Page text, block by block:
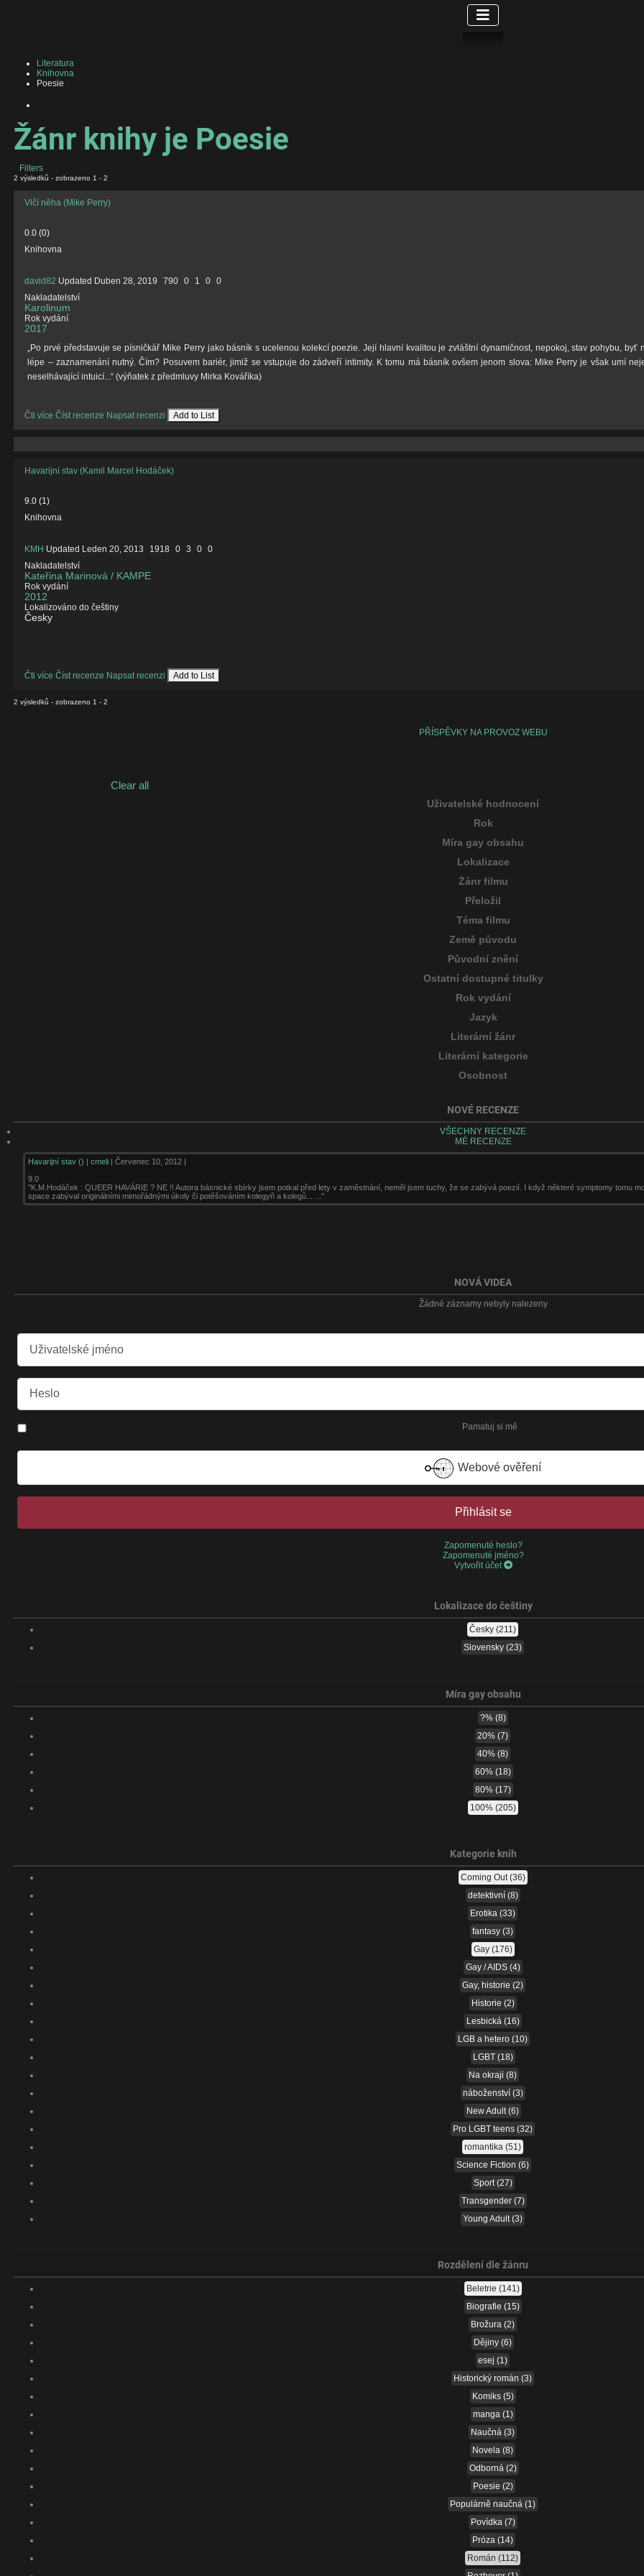
Uživatelské jméno
Heslo
Pamatuj si mě
Webové ověření
Přihlásit se
Zapomenuté heslo?
Zapomenuté jméno?
Vytvořit účet
Lokalizace do češtiny
Česky (211)
Slovensky (23)
Míra gay obsahu
?% (8)
20% (7)
40% (8)
60% (18)
80% (17)
100% (205)
Kategorie knih
Coming Out (36)
detektivní (8)
Erotika (33)
fantasy (3)
Gay (176)
Gay / AIDS (4)
Gay, historie (2)
Historie (2)
Lesbická (16)
LGB a hetero (10)
LGBT (18)
Na okraji (8)
náboženství (3)
New Adult (6)
Pro LGBT teens (32)
romantika (51)
Science Fiction (6)
Sport (27)
Transgender (7)
Young Adult (3)
Rozdělení dle žánru
Beletrie (141)
Biografie (15)
Brožura (2)
Dějiny (6)
esej (1)
Historický román (3)
Komiks (5)
manga (1)
Naučná (3)
Novela (8)
Odborná (2)
Poesie (2)
Populárně naučná (1)
Povídka (7)
Próza (14)
Román (112)
Literatura
Knihovna
Poesie
Žánr knihy je Poesie
Filters
2 výsledků - zobrazeno 1 - 2
Vlčí něha (Mike Perry)
0.0(0)
Knihovna
david82 Updated Duben 28, 2019 790 0 1 0 0
Nakladatelství
Karolinum
Rok vydání
2017
„Po prvé představuje se písničkář Mike Perry jako básník s ucelenou kolekcí poezie. Její hlavní kvalitou je zvláštní dynamičnost, nepokoj, stav pohybu,
lépe – zaznamenání nutný. Čím? Posuvem bariér, jimiž se vstupuje do zádveří intimity. K tomu má básník ovšem jenom slova: Mike Perry je však umí
neselhávající intuicí...“ (výňatek z předmluvy Mirka Kováříka)
Čti více Číst recenze Napsat recenzi Add to List
Havarijní stav (Kamil Marcel Hodáček)
9.0(1)
Knihovna
KMH Updated Leden 20, 2013 1918 0 3 0 0
Nakladatelství
Kateřina Marinová / KAMPE
Rok vydání
2012
Lokalizováno do češtiny
Česky
Čti více Číst recenze Napsat recenzi Add to List
2 výsledků - zobrazeno 1 - 2
PŘÍSPĚVKY NA PROVOZ WEBU
Clear all
Uživatelské hodnocení
Rok
Míra gay obsahu
Lokalizace
Žánr filmu
Přeložil
Téma filmu
Země původu
Původní znění
Ostatní dostupné titulky
Rok vydání
Jazyk
Literární žánr
Literární kategorie
Osobnost
NOVÉ RECENZE
VŠECHNY RECENZE
MÉ RECENZE
Havarijní stav () |cmeli | Červenec 10, 2012 |
9.0
"K.M.Hodáček : QUEER HAVÁRIE ? NE !! Autora básnické sbírky jsem potkal před lety v zaměstnání, neměl jsem tuchy, že se zabývá poezií. I když některé symptomy tomu
space zabýval originálními mimořádnými úkoly či potěšováním kolegyň a kolegů... ..."
NOVÁ VIDEA
Žádné záznamy nebyly nalezeny